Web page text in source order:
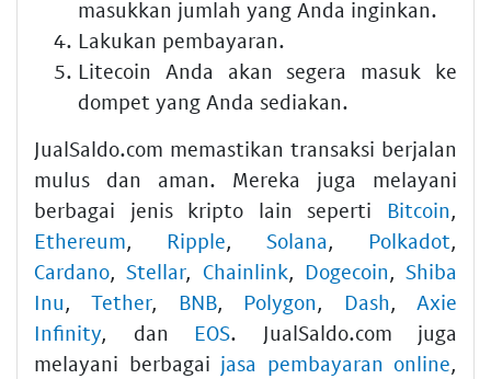
masukkan jumlah yang Anda inginkan.
Lakukan pembayaran.
Litecoin Anda akan segera masuk ke
dompet yang Anda sediakan.
JualSaldo.com memastikan transaksi berjalan
mulus dan aman. Mereka juga melayani
berbagai jenis kripto lain seperti Bitcoin,
Ethereum, Ripple, Solana, Polkadot,
Cardano,Stellar, Chainlink, Dogecoin, Shiba
Inu,Tether, BNB, Polygon, Dash, Axie
Infinity, dan EOS. JualSaldo.com juga
melayani berbagai jasa pembayaran online,